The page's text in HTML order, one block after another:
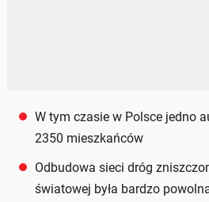
W tym czasie w Polsce jedno
2350 mieszkańców
Odbudowa sieci dróg
światowej była bardzo